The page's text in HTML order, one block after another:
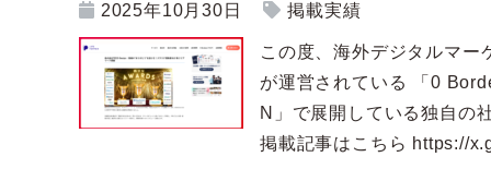
2025年10月30日 掲載実績
この度、海外デジタルマ
が運営されている 「0
N」で展開している独自の
掲載記事はこちら https://